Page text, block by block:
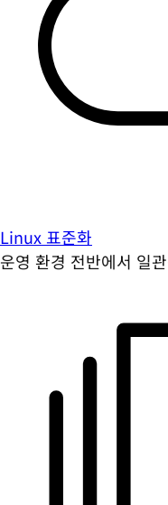
Linux 표준화
운영 환경 전반에서 일